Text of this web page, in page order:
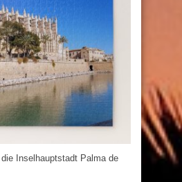
Inselhauptstadt Palma de